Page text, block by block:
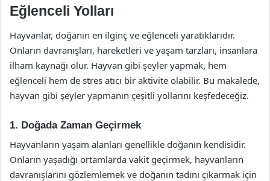
Eğlenceli Yolları
Hayvanlar, doğanın en ilginç ve eğlenceli yaratıklarıdır.
Onların davranışları, hareketleri ve yaşam tarzları, insanlara
ilham kaynağı olur. Hayvan gibi şeyler yapmak, hem
eğlenceli hem de stres atıcı bir aktivite olabilir. Bu makalede,
hayvan gibi şeyler yapmanın çeşitli yollarını keşfedeceğiz.
1. Doğada Zaman Geçirmek
Hayvanların yaşam alanları genellikle doğanın kendisidir.
Onların yaşadığı ortamlarda vakit geçirmek, hayvanların
davranışlarını gözlemlemek ve doğanın tadını çıkarmak için